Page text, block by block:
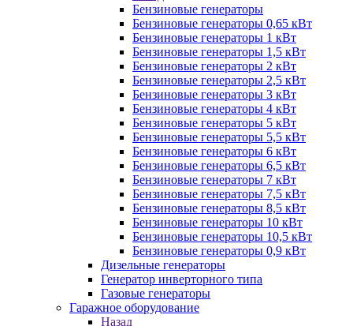
Бензиновые генераторы
Бензиновые генераторы 0,65 кВт
Бензиновые генераторы 1 кВт
Бензиновые генераторы 1,5 кВт
Бензиновые генераторы 2 кВт
Бензиновые генераторы 2,5 кВт
Бензиновые генераторы 3 кВт
Бензиновые генераторы 4 кВт
Бензиновые генераторы 5 кВт
Бензиновые генераторы 5,5 кВт
Бензиновые генераторы 6 кВт
Бензиновые генераторы 6,5 кВт
Бензиновые генераторы 7 кВт
Бензиновые генераторы 7,5 кВт
Бензиновые генераторы 8,5 кВт
Бензиновые генераторы 10 кВт
Бензиновые генераторы 10,5 кВт
Бензиновые генераторы 0,9 кВт
Дизельные генераторы
Генератор инверторного типа
Газовые генераторы
Гаражное оборудование
Назад